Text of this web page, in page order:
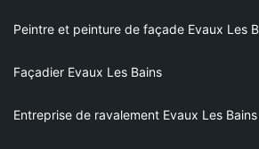
Peintre et peinture de façade Evaux Les
Façadier Evaux Les Bains
Entreprise de ravalement Evaux Les Bains